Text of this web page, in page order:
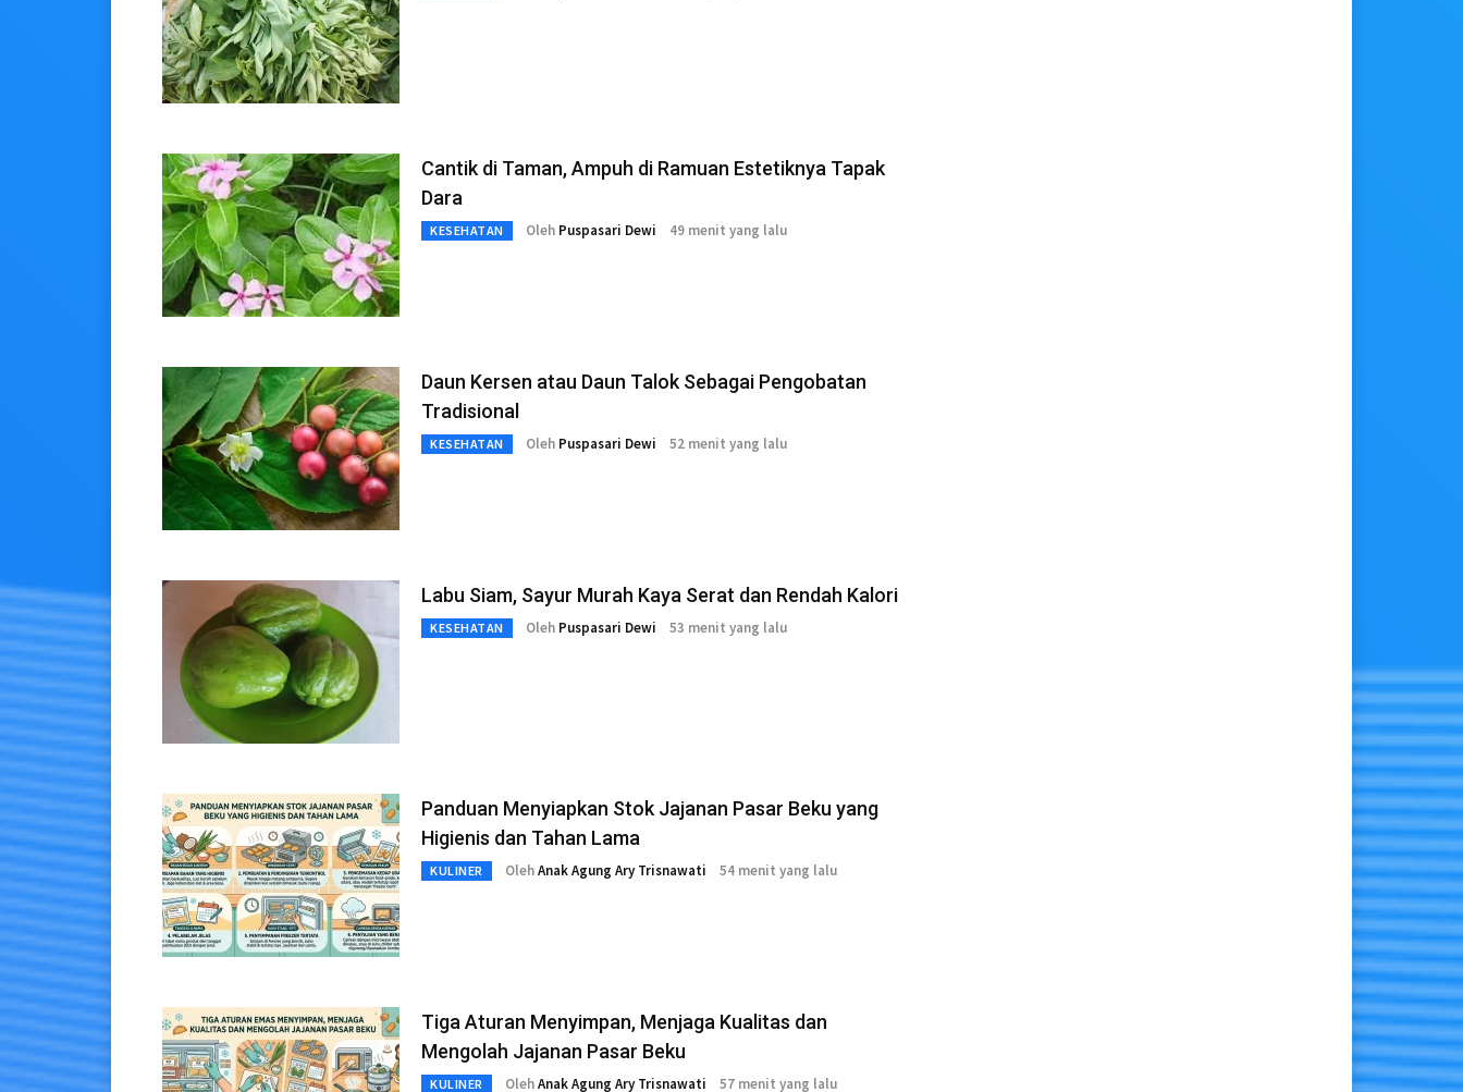
Cantik di Taman, Ampuh di Ramuan Estetiknya Tapak
Dara
KESEHATAN Oleh Puspasari Dewi 49 menit yang lalu
Daun Kersen atau Daun Talok Sebagai Pengobatan
Tradisional
KESEHATAN Oleh Puspasari Dewi 52 menit yang lalu
Labu Siam, Sayur Murah Kaya Serat dan Rendah Kalori
KESEHATAN Oleh Puspasari Dewi 53 menit yang lalu
Panduan Menyiapkan Stok Jajanan Pasar Beku yang
Higienis dan Tahan Lama
KULINER OlehAnak Agung Ary Trisnawati 54 menit yang lalu
Tiga Aturan Menyimpan, Menjaga Kualitas dan
Mengolah Jajanan Pasar Beku
KULINER OlehAnak Agung Ary Trisnawati 57 menit yang lalu